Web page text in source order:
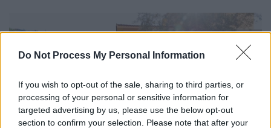
Do Not Process My Personal Information
If you wish to opt-out of the sale, sharing to third parties, or
processing of your personal or sensitive information for
targeted advertising by us, please use the below opt-out
section to confirm your selection. Please note that after your